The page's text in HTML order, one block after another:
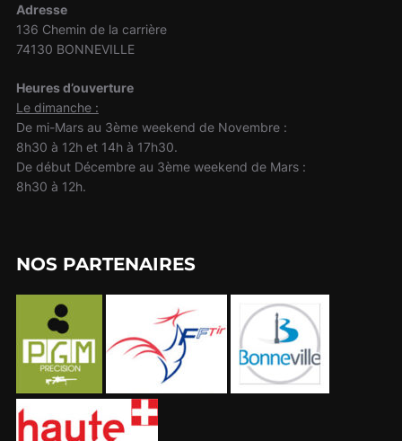
Adresse
136 Chemin de la carrière
74130 BONNEVILLE
Heures d’ouverture
Le dimanche :
De mi-Mars au 3ème weekend de Novembre :
8h30 à 12h et 14h à 17h30.
De début Décembre au 3ème weekend de Mars :
8h30 à 12h.
NOS PARTENAIRES